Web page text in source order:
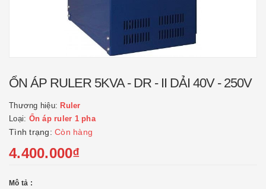
ỔN ÁP RULER 5KVA - DR - II DẢI 40V - 250V
Thương hiệu: Ruler
Loại: Ổn áp ruler 1 pha
Tình trạng: Còn hàng
4.400.000₫
Mô tả :